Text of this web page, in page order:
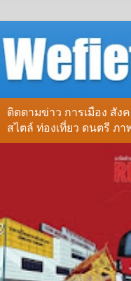
ติดตามข่าว การเมือง สัง
สไตล์ ท่องเที่ยว ดนตรี ภา